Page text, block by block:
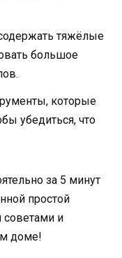
тяжёлые
большое
которые
убедиться, что
за 5 минут
простой
советами и
доме!